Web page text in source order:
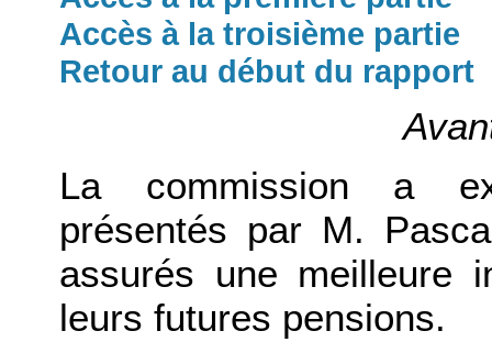
Accès à la troisième partie
Retour au début du rapport
La commission a
présentés par M.
assurés une meilleure
leurs futures pensions.